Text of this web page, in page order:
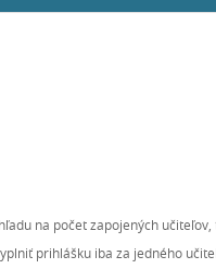
na počet zapojených učiteľov,
prihlášku iba za jedného